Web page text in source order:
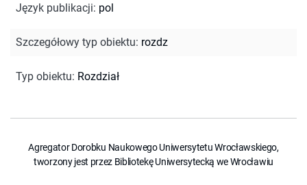
Język publikacji: pol
Szczegółowy typ obiektu: rozdz
Typ obiektu: Rozdział
Agregator Dorobku Naukowego Uniwersytetu Wrocławskiego,
tworzony jest przez Bibliotekę Uniwersytecką we Wrocławiu